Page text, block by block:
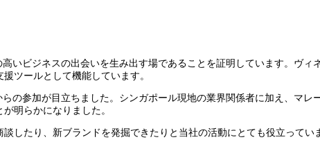
高いビジネスの出会いを生み出す場であることを証明しています。ヴ
ツールとして機能しています。
らの参加が目立ちました。シンガポール現地の業界関係者に加え、マレ
明らかになりました。
したり、新ブランドを発掘できたりと当社の活動にとても役立ってい